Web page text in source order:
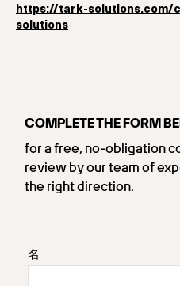
https://tark-solutions.com/
solutions
COMPLETE THE FORM
for a free, no-obligation
review by our team of
the right direction.